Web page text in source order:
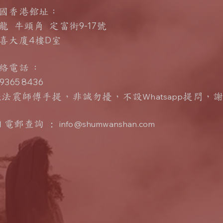
香港館址：
牛頭角 定富街9-17號
大廈 4樓D 室
電話 ：
8436
法震師傅手提，非誠勿擾，不設Whatsapp提問 ，
郵查詢 : info@shumwanshan.com